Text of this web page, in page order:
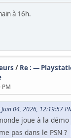
à 16h.
/ Re : —
PM
04, 2026, 12:19:57
joue à la
pas dans le PSN ?